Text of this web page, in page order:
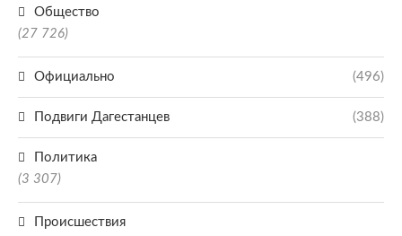
Общество
(27 726)
Официально (496)
Подвиги Дагестанцев (388)
Политика
(3 307)
Происшествия